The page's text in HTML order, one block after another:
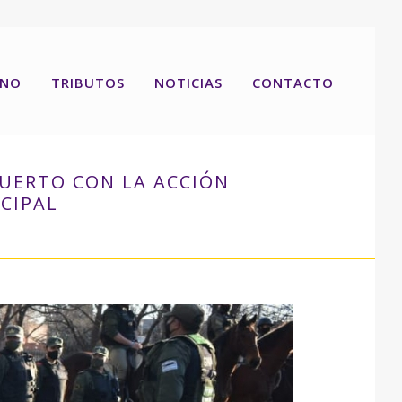
TRIBUTOS NOTICIAS CONTACTO
CON LA ACCIÓN